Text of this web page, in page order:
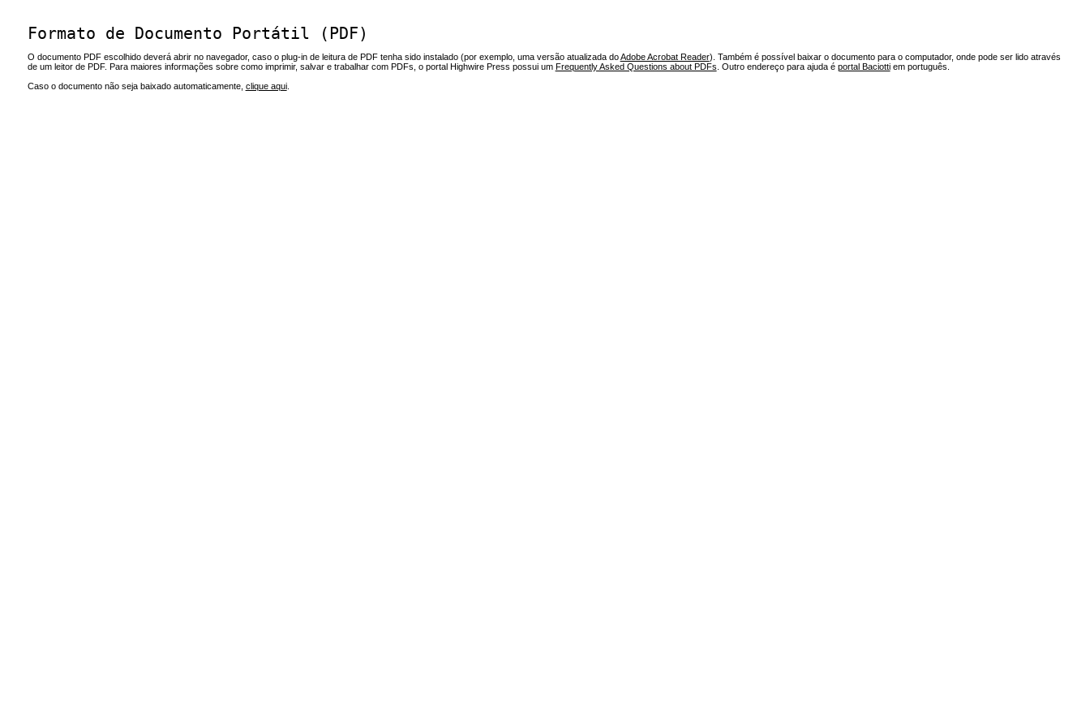
Formato de Documento Portátil (PDF)
O documento PDF escolhido deverá abrir no navegador, caso o plug-in de leitura de PDF tenha sido instalado (por exemplo, uma versão atualizada doAdobe Acrobat Reader). Também é possível baixar o documento para o computador, onde pode ser lido através
de um leitor de PDF. Para maiores informações sobre como imprimir, salvar e trabalhar com PDFs, o portal Highwire Press possui um Frequently Asked Questions about PDFs . Outro endereço para ajuda é portal Baciottiem português.
Caso o documento não seja baixado automaticamente, clique aqui.